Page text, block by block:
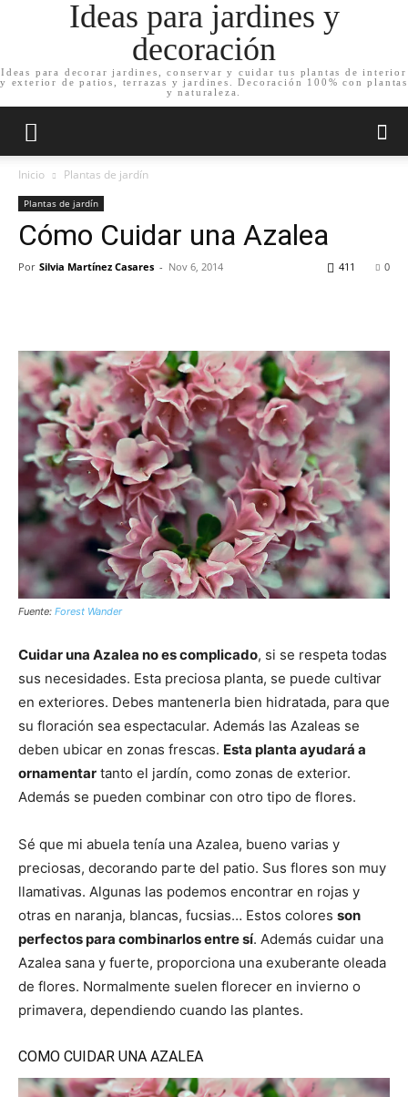
Ideas para jardines y
decoración
Ideas para decorar jardines, conservar y cuidar tus plantas de interior
y exterior de patios, terrazas y jardines. Decoración 100% con plantas
y naturaleza.
Inicio Plantas de jardín
Plantas de jardín
Cómo Cuidar una Azalea
Por Silvia Martínez Casares - Nov 6, 2014 0
411
Fuente: Forest Wander
Cuidar una Azalea no es complicado, si se respeta todas
sus necesidades. Esta preciosa planta, se puede cultivar
en exteriores. Debes mantenerla bien hidratada, para que
su floración sea espectacular. Además las Azaleas se
deben ubicar en zonas frescas. Esta planta ayudará a
ornamentar tanto el jardín, como zonas de exterior.
Además se pueden combinar con otro tipo de flores.
Sé que mi abuela tenía una Azalea, bueno varias y
preciosas, decorando parte del patio. Sus flores son muy
llamativas. Algunas las podemos encontrar en rojas y
otras en naranja, blancas, fucsias… Estos colores son
perfectos para combinarlos entre sí. Además cuidar una
Azalea sana y fuerte, proporciona una exuberante oleada
de flores. Normalmente suelen florecer en invierno o
primavera, dependiendo cuando las plantes.
COMO CUIDAR UNA AZALEA